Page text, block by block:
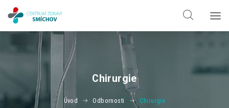
Chirurgie
Úvod Odbornosti Chirurgie